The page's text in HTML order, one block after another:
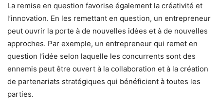
La remise en question favorise également la créativité et
l’innovation. En les remettant en question, un entrepreneur
peut ouvrir la porte à de nouvelles idées et à de nouvelles
approches. Par exemple, un entrepreneur qui remet en
question l’idée selon laquelle les concurrents sont des
ennemis peut être ouvert à la collaboration et à la création
de partenariats stratégiques qui bénéficient à toutes les
parties.